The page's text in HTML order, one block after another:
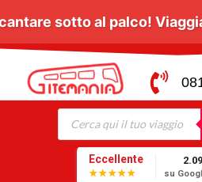
06 Giugnotutti a cantare
Eccellente
★★★★★ su